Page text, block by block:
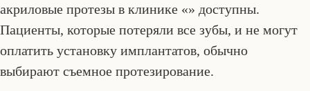
акриловые протезы в клинике «» доступны.
Пациенты, которые потеряли все зубы, и не могут
оплатить установку имплантатов, обычно
выбирают съемное протезирование.